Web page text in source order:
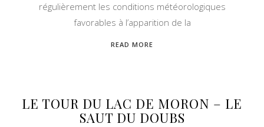
régulièrement les conditions météorologiques
favorables à l’apparition de la
READ MORE
LE TOUR DU LAC DE MORON – LE
SAUT DU DOUBS